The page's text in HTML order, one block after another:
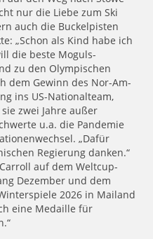
nur die Liebe zum Ski
auch die Buckelpisten
„Schon als Kind habe ich
die beste Moguls-
zu den Olympischen
dem Gewinn des Nor-Am-
ins US-Nationalteam,
zwei Jahre außer
u.a. die Pandemie
„Dafür
Regierung danken.“
auf dem Weltcup-
Dezember und dem
2026 in Mailand
eine Medaille für